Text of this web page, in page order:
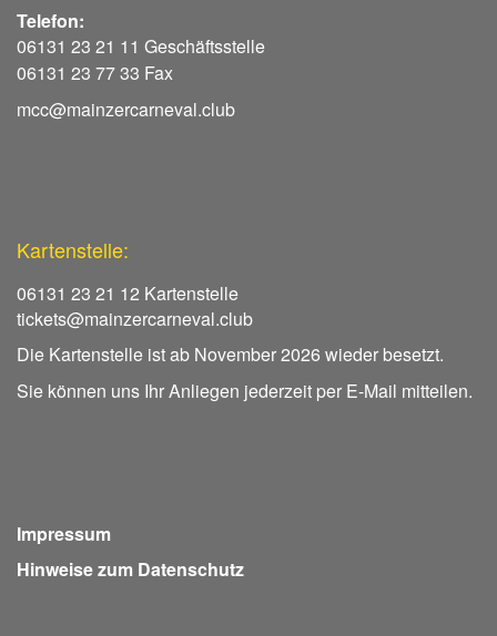
Telefon:
06131 23 21 11 Geschäftsstelle
06131 23 77 33 Fax
mcc@mainzercarneval.club
Kartenstelle:
06131 23 21 12 Kartenstelle
tickets@mainzercarneval.club
Die Kartenstelle ist ab November 2026 wieder besetzt.
Sie können uns Ihr Anliegen jederzeit per E-Mail mitteilen.
Impressum
Hinweise zum Datenschutz